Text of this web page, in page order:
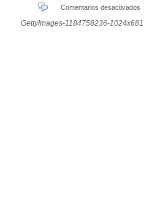
Comentarios desactivados